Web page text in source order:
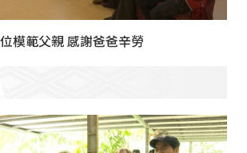
模範父親 感謝爸爸辛勞